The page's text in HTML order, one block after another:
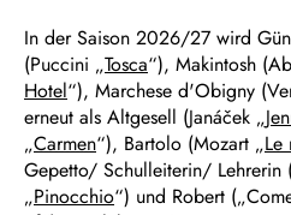
In der Saison 2026/27 wird
(Puccini „Tosca“), Makintosh
Hotel“), Marchese d'Obigny
erneut als Altgesell (Janáček „
„Carmen“), Bartolo (Mozart „Le
Gepetto/ Schulleiterin/ Lehrerin
„Pinocchio“) und Robert